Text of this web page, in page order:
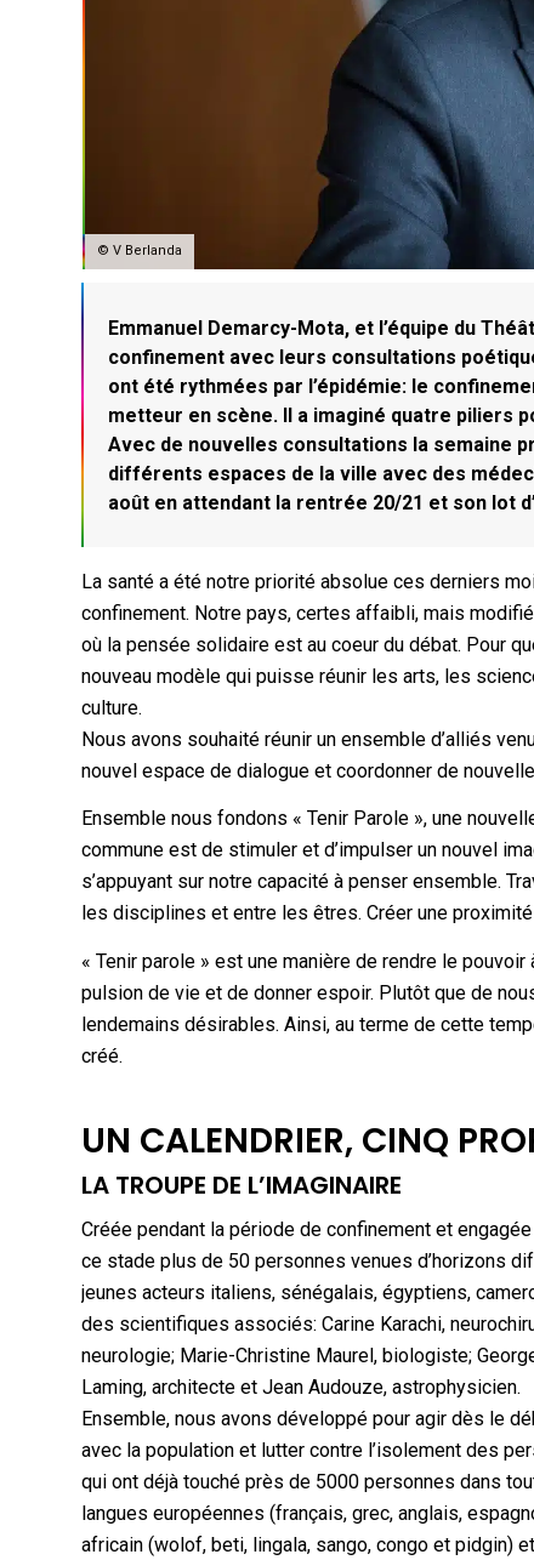
© V Berlanda
Emmanuel Demarcy-Mota, et l’équipe du
confinement avec leurs consultations
ont été rythmées par l’épidémie: le
metteur en scène. Il a imaginé quatre piliers
Avec de nouvelles consultations la semaine
différents espaces de la ville avec des
août en attendant la rentrée 20/21 et son lot
La santé a été notre priorité absolue ces derniers
confinement. Notre pays, certes affaibli, mais
où la pensée solidaire est au coeur du débat. Pour
nouveau modèle qui puisse réunir les arts, les
culture.
Nous avons souhaité réunir un ensemble d’alliés
nouvel espace de dialogue et coordonner de
Ensemble nous fondons « Tenir Parole », une
commune est de stimuler et d’impulser un nouvel
s’appuyant sur notre capacité à penser ensemble.
les disciplines et entre les êtres. Créer une
« Tenir parole » est une manière de rendre le
pulsion de vie et de donner espoir. Plutôt que de
lendemains désirables. Ainsi, au terme de cette
créé.
UN CALENDRIER, CINQ
LA TROUPE DE L’IMAGINAIRE
Créée pendant la période de confinement et
ce stade plus de 50 personnes venues d’horizons
jeunes acteurs italiens, sénégalais, égyptiens,
des scientifiques associés: Carine Karachi,
neurologie; Marie-Christine Maurel, biologiste;
Laming, architecte et Jean Audouze, astrophysicien.
Ensemble, nous avons développé pour agir dès le
avec la population et lutter contre l’isolement des
qui ont déjà touché près de 5000 personnes dans
langues européennes (français, grec, anglais,
africain (wolof, beti, lingala, sango, congo et pidgin)